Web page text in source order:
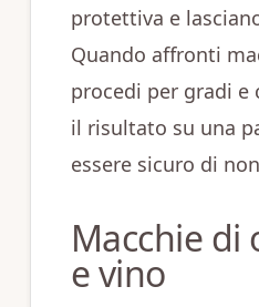
protettiva e
Quando affronti
procedi per gradi e
il risultato su una
essere sicuro di
Macchie di
e vino